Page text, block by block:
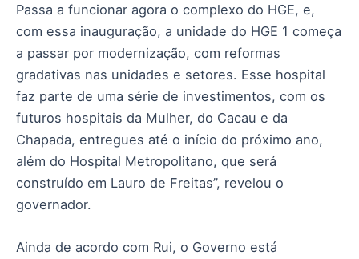
Passa a funcionar agora o complexo do HGE, e,
com essa inauguração, a unidade do HGE 1 começa
a passar por modernização, com reformas
gradativas nas unidades e setores. Esse hospital
faz parte de uma série de investimentos, com os
futuros hospitais da Mulher, do Cacau e da
Chapada, entregues até o início do próximo ano,
além do Hospital Metropolitano, que será
construído em Lauro de Freitas”, revelou o
governador.
Ainda de acordo com Rui, o Governo está